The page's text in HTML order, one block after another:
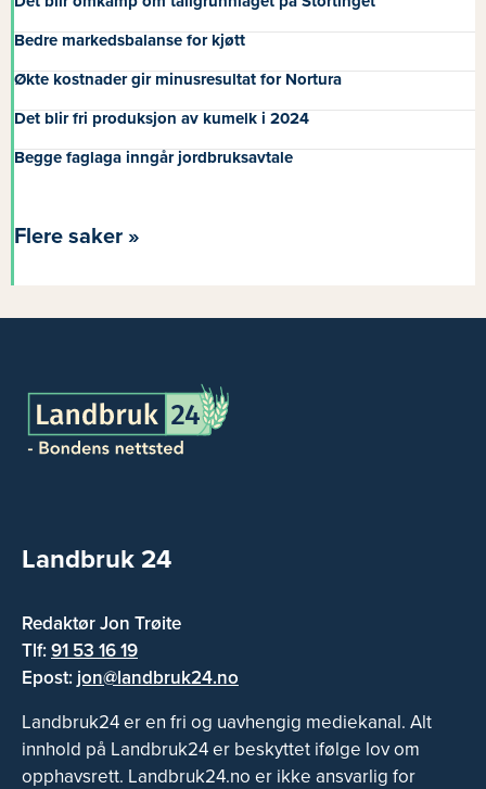
Bedre markedsbalanse for kjøtt
Økte kostnader gir minusresultat for Nortura
Det blir fri produksjon av kumelk i 2024
Begge faglaga inngår jordbruksavtale
Flere saker »
Landbruk 24
Redaktør Jon Trøite
Tlf:91 53 16 19
Epost: jon@landbruk24.no
Landbruk24 er en fri og uavhengig mediekanal. Alt
innhold på Landbruk24 er beskyttet ifølge lov om
opphavsrett. Landbruk24.no er ikke ansvarlig for